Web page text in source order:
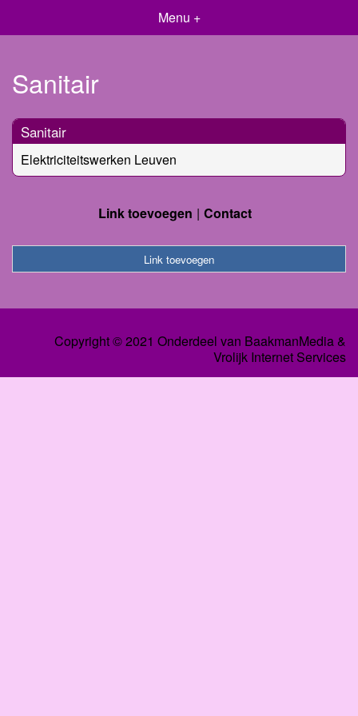
Menu +
Sanitair
Sanitair
Elektriciteitswerken Leuven
Link toevoegen Contact
Link toevoegen
Copyright © 2021 Onderdeel van BaakmanMedia &
Vrolijk Internet Services